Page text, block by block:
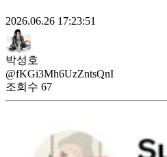
2026.06.26 17:23:51
박성호
@fKGi3Mh6UzZntsQnI
조회수 67